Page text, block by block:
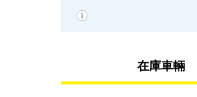
在庫車輛